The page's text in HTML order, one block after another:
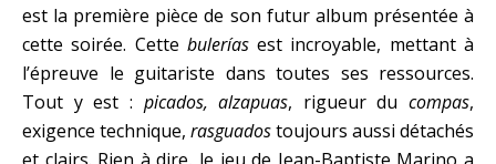
est la première pièce de son futur album présentée à
cette soirée. Cette buleríasest incroyable, mettant à
l’épreuve le guitariste dans toutes ses ressources.
Tout y est : picados, alzapuas, rigueur du compas,
exigence technique, rasguadostoujours aussi détachés